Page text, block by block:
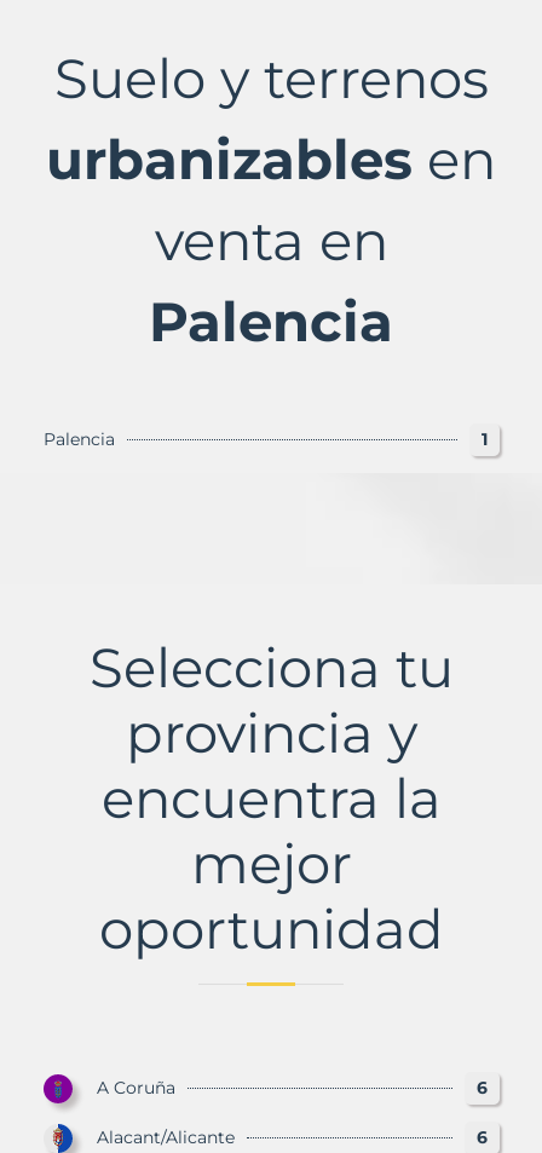
Palencia
Provincia
Murbalands
Suelo y terrenos
urbanizables en
venta en
Palencia
Palencia 1
Selecciona tu
provincia y
encuentra la
mejor
oportunidad
A Coruña 6
Alacant/Alicante 6